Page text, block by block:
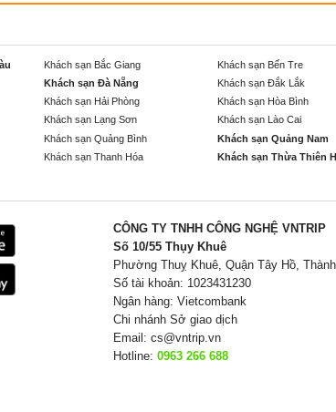
Khách sạn Bắc Giang Khách sạn Bến Tre
Khách sạn Đà Nẵng Khách sạn Đắk Lắk
Khách sạn Hải Phòng Khách sạn Hòa Bình
Khách sạn Lạng Sơn Khách sạn Lào Cai
Khách sạn Quảng Bình Khách sạn Quảng Nam
Khách sạn Thanh Hóa Khách sạn Thừa Thiên
CÔNG TY TNHH CÔNG NGHỆ VNTRIP
Số 10/55 Thụy Khuê
Phường Thuỵ Khuê, Quận Tây Hồ,
Số tài khoản: 1023431230
Ngân hàng: Vietcombank
Chi nhánh Sở giao dịch
Email: cs@vntrip.vn
Hotline: 0963 266 688